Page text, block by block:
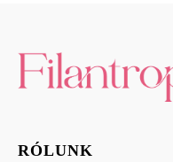
RÓLUNK